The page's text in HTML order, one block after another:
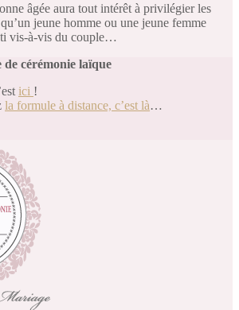
âgée aura tout intérêt à privilégier les
jeune homme ou une jeune femme
vis-à-vis du couple…
cérémonie laïque
ici !
la formule à distance, c’est là…